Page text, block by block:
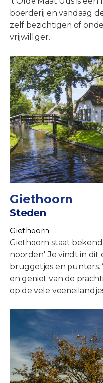
boerderij en vandaag
zelf bezichtigen of
vrijwilliger.
Giethoorn
Steden
Giethoorn
Giethoorn staat
noorden'. Je vindt in
bruggetjes en
en geniet van de
op de vele